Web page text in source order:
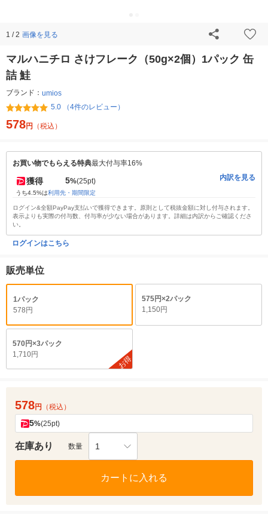
1 / 2 画像を見る
マルハニチロ さけフレーク（50g×2個）1パック 缶
詰 鮭
ブランド： umios
5.0 （4件のレビュー）
578円 （税込）
お買い物でもらえる特典最大付与率16%
獲得 5%(25pt)
うち4.5%は利用先・期間限定
内訳を見る
ログイン&全額PayPay支払いで獲得できます。原則として税抜金額に対し付与されます。
表示よりも実際の付与数、付与率が少ない場合があります。詳細は内訳からご確認くださ
い。
ログインはこちら
販売単位
1パック
578円
575円×2パック
1,150円
570円×3パック
1,710円
お得
578円 （税込）
5%(25pt)
在庫あり 数量 1
カートに入れる